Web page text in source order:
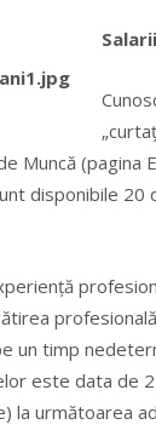
Muncă (pagina
disponibile
un timp
este data de
la următoarea